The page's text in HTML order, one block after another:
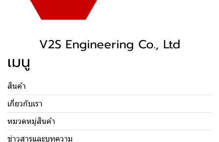
V2S Engineering Co., Ltd
เมนู
สินค้า
เกี่ยวกับเรา
หมวดหมู่สินค้า
ข่าวสารและบทความ